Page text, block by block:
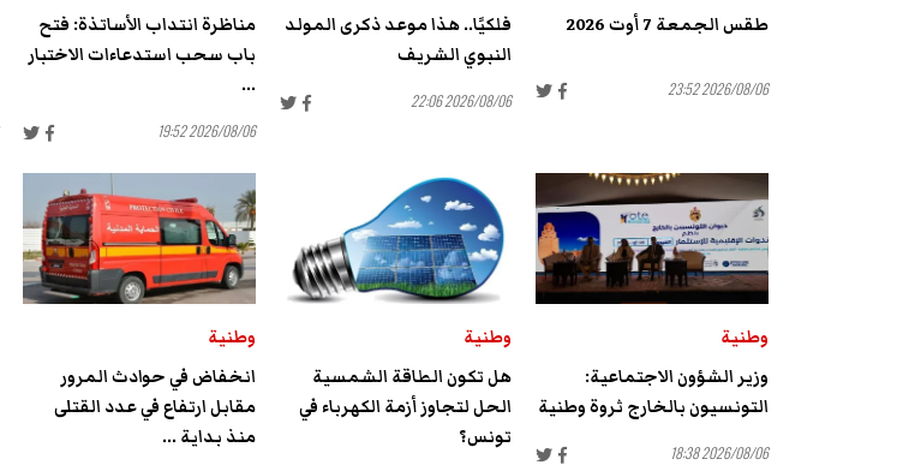
طقس الجمعة 7 أوت 2026
2026/08/06 23:52
فلكيًا.. هذا موعد ذكرى المولد
النبوي الشريف
2026/08/06 22:06
مناظرة انتداب الأساتذة: فتح
باب سحب استدعاءات الاختبار
...
2026/08/06 19:52
وطنية
وزير الشؤون الاجتماعية:
التونسيون بالخارج ثروة وطنية
2026/08/06 18:38
وطنية
هل تكون الطاقة الشمسية
الحل لتجاوز أزمة الكهرباء في
تونس؟
وطنية
انخفاض في حوادث المرور
مقابل ارتفاع في عدد القتلى
منذ بداية ...